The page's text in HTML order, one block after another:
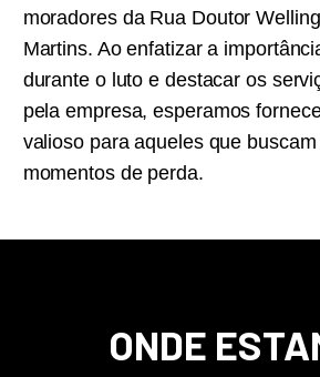
moradores da Rua Doutor
Martins. Ao enfatizar a
durante o luto e destacar os
pela empresa, esperamos
valioso para aqueles que
momentos de perda.
ONDE